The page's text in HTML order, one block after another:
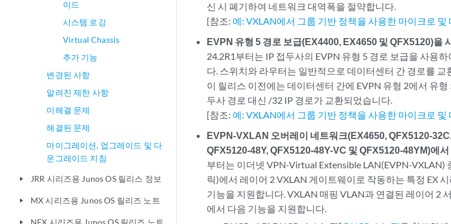
이드
시스템 로깅
Virtual Chassis
추가 기능
변경된 사항
알려진 제한 사항
미해결 문제
해결된 문제
마이그레이션, 업그레이드 및 다
운그레이드 지침
play_arrow JRR 시리즈용 Junos OS 릴리스 정보
play_arrow MX 시리즈용 Junos OS 릴리즈 노트
play_arrow NFX 시리즈용 Junos OS 릴리즈 노트
신 시 폐기하여 네트워크 대역폭을 절약합니다.
[참조: 예: VXLAN에서 그룹 기반 정책을 사용한 마이크로 및
EVPN 유형 5 경로 보급(EX4400, EX4650 및 QFX5120)을
24.2R1부터는 IP 접두사의 EVPN 유형 5 경로 보급을 사용
다. 스위치와 라우터는 일반적으로 데이터센터 간 경로를
이 릴리스 이전에는 데이터센터 간에 EVPN 유형 2에서 유
두사 경로 대신 /32 IP 경로가 교환되었습니다.
[참조: 예: VXLAN에서 그룹 기반 정책을 사용한 마이크로 및
EVPN-VXLAN 오버레이 네트워크(EX4650, QFX5120-
QFX5120-48Y, QFX5120-48Y-VC 및 QFX5120-48YM)에서
부터는 이더넷 VPN-Virtual Extensible LAN(EVPN-VXLAN)
릭)에서 레이어 2 VXLAN 게이트웨이로 작동하는 특정 EX
기능을 지원합니다. VXLAN 매핑 VLAN과 연결된 레이어 2
에서 다음 기능을 지원합니다.